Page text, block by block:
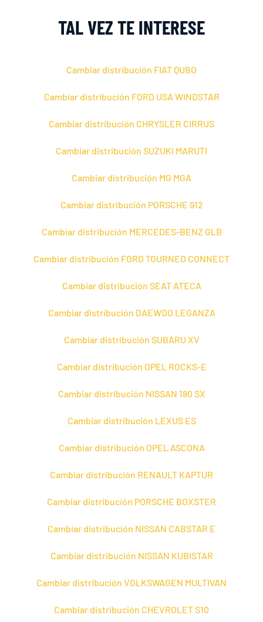
TAL VEZ TE INTERESE
Cambiar distribución FIAT QUBO
Cambiar distribución FORD USA WINDSTAR
Cambiar distribución CHRYSLER CIRRUS
Cambiar distribución SUZUKI MARUTI
Cambiar distribución MG MGA
Cambiar distribución PORSCHE 912
Cambiar distribución MERCEDES-BENZ GLB
Cambiar distribución FORD TOURNEO CONNECT
Cambiar distribución SEAT ATECA
Cambiar distribución DAEWOO LEGANZA
Cambiar distribución SUBARU XV
Cambiar distribución OPEL ROCKS-E
Cambiar distribución NISSAN 180 SX
Cambiar distribución LEXUS ES
Cambiar distribución OPEL ASCONA
Cambiar distribución RENAULT KAPTUR
Cambiar distribución PORSCHE BOXSTER
Cambiar distribución NISSAN CABSTAR E
Cambiar distribución NISSAN KUBISTAR
Cambiar distribución VOLKSWAGEN MULTIVAN
Cambiar distribución CHEVROLET S10